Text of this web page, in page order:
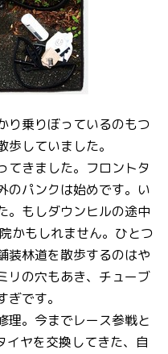
り乗りぼっているのもつ
していました。
きました。フロントタ
のパンクは始めです。い
。もしダウンヒルの途中
かもしれません。ひとつ
装林道を散歩するのはや
リの穴もあき、チューブ
です。
。今までレース参戦と
ヤを交換してきた、自